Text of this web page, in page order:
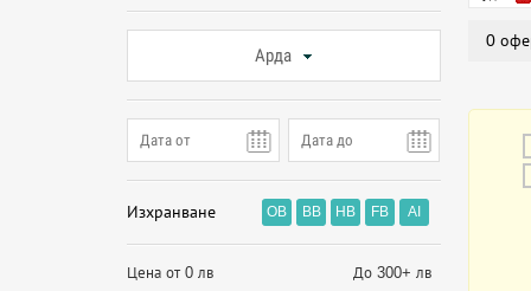
Арда
Изхранване OB BB HB FB AI
Цена от 0 лв До 300+ лв
0